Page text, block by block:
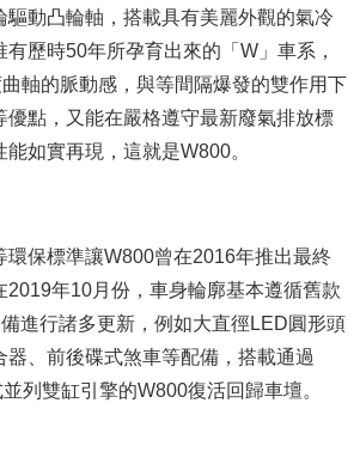
驅動凸輪軸，搭載具有美麗外觀的氣冷
歷時50年所孕育出來的「W」車系，
軸的脈動感，與等間隔爆發的雙作用下
優點，又能在嚴格遵守最新廢氣排放標
如實再現，這就是W800。
環保標準讓W800曾在2016年推出最終
2019年10月份，車身輪廓基本遵循舊款
進行諸多更新，例如大直徑LED圓形頭
器、前後碟式煞車等配備，搭載通過
列雙缸引擎的W800復活回歸車壇。